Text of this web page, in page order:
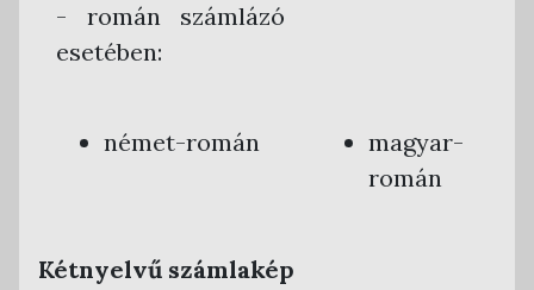
- román számlázó
esetében:
német-román
magyar-
román
Kétnyelvű számlakép